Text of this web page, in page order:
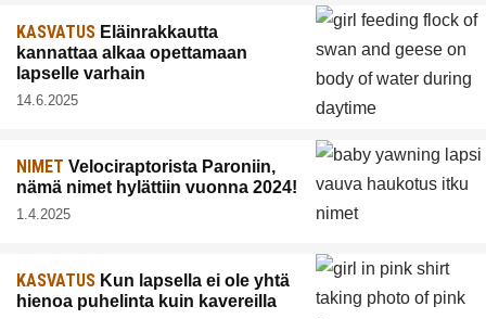
KASVATUS Eläinrakkautta
kannattaa alkaa opettamaan
lapselle varhain
14.6.2025
NIMET Velociraptorista Paroniin,
nämä nimet hylättiin vuonna 2024!
1.4.2025
KASVATUS Kun lapsella ei ole yhtä
hienoa puhelinta kuin kavereilla